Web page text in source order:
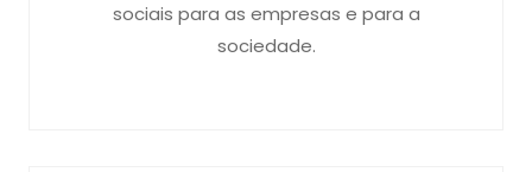
sociais para as empresas e para a
sociedade.